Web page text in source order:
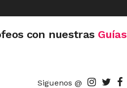
con nuestras Guías
Siguenos @